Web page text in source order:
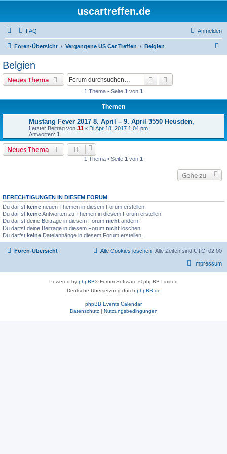
uscartreffen.de
FAQ Anmelden
Foren-Übersicht Vergangene US Car Treffen Belgien
Belgien
Neues Thema Suche
1 Thema • Seite 1 von 1
Themen
Mustang Fever 2017 8. April – 9. April 3550 Heusden,
Letzter Beitrag von JJ « Di Apr 18, 2017 1:04 pm
Antworten: 1
Neues Thema
1 Thema • Seite 1 von 1
Gehe zu
BERECHTIGUNGEN IN DIESEM FORUM
Du darfst keine neuen Themen in diesem Forum erstellen.
Du darfst keineAntworten zu Themen in diesem Forum erstellen.
Du darfst deine Beiträge in diesem Forum nicht ändern.
Du darfst deine Beiträge in diesem Forum nicht löschen.
Du darfst keine Dateianhänge in diesem Forum erstellen.
Foren-Übersicht Alle Zeiten sind UTC+02:00
Alle Cookies löschen
Impressum
Powered by phpBB® Forum Software © phpBB Limited
Deutsche Übersetzung durch phpBB.de
phpBB Events Calendar
Datenschutz| Nutzungsbedingungen